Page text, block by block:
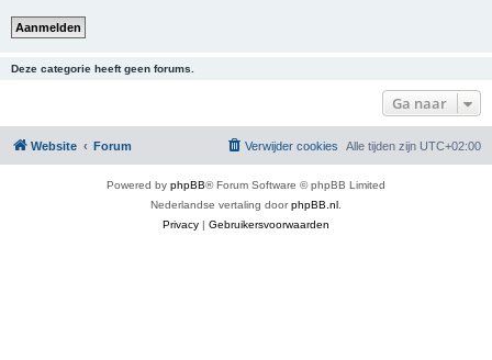
Deze categorie heeft geen forums.
Ga naar
Website Forum Alle tijden zijn UTC+02:00
Verwijder cookies
Powered by phpBB® Forum Software © phpBB Limited
Nederlandse vertaling doorphpBB.nl
Privacy | Gebruikersvoorwaarden